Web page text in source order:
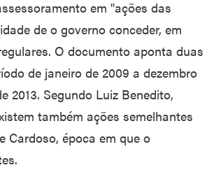
em "ações das
de o governo conceder, em
O documento aponta duas
de janeiro de 2009 a dezembro
2013. Segundo Luiz Benedito,
também ações semelhantes
Cardoso, época em que o